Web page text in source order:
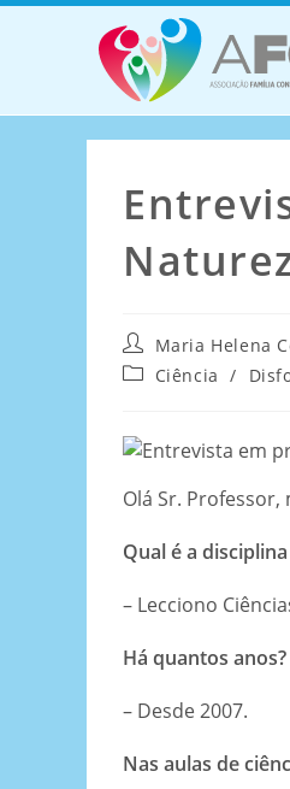
Maria Helena
Ciência
/
Olá Sr.
Qual é a
– Lecciono
Há quantos anos?
– Desde 2007.
Nas aulas de